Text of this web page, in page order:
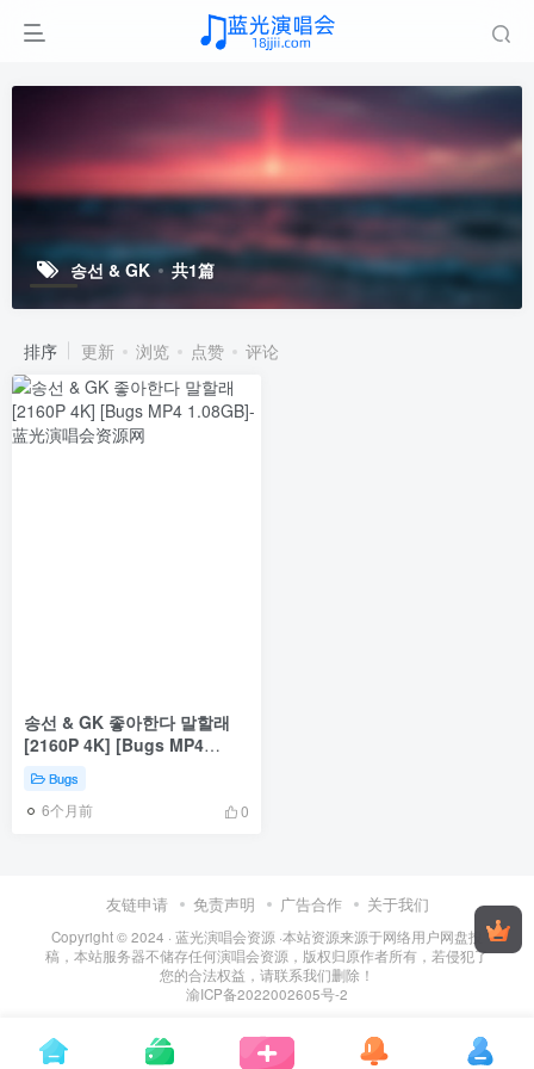
송선 & GK 共1篇
排序 更新 浏览 点赞 评论
송선 & GK 좋아한다 말할래
[2160P 4K] [Bugs MP4
Bugs
6个月前 0
友链申请 免责声明 广告合作 关于我们
Copyright © 2024 · 蓝光演唱会资源 ·本站资源来源于网络用户网盘投
稿，本站服务器不储存任何演唱会资源，版权归原作者所有，若侵犯了
您的合法权益，请联系我们删除！
渝ICP备2022002605号-2